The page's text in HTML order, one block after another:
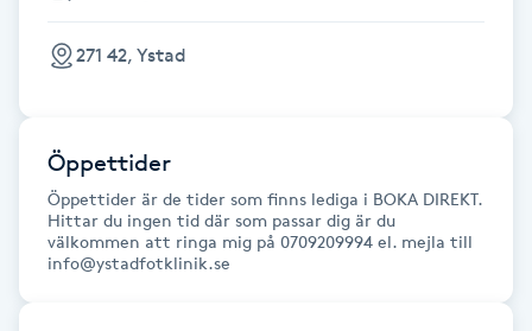
Fransar
Fransborttagning
Fransfärgning
Fransförlängning
Fransförlängning Megavolym
271 42, Ystad
Öppettider
Öppettider är de tider som finns lediga i BOKA DIREKT.
Hittar du ingen tid där som passar dig är du
välkommen att ringa mig på 0709209994 el. mejla till
info@ystadfotklinik.se